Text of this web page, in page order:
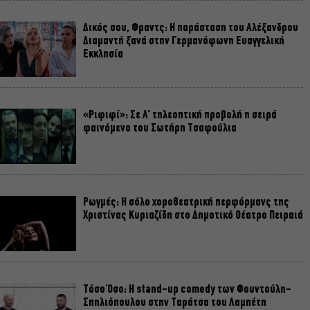
Δικός σου, Φραντς: Η παράσταση του Αλέξανδρου
Διαμαντή ξανά στην Γερμανόφωνη Ευαγγελική
Εκκλησία
«Ριφιφί»: Σε Α’ τηλεοπτική προβολή η σειρά
φαινόμενο του Σωτήρη Τσαφούλια
Ρωγμές: Η σόλο χοροθεατρική περφόρμανς της
Χριστίνας Κυριαζίδη στο Δημοτικό Θέατρο Πειραιά
Τόσο Όσο: Η stand-up comedy των Φουντούλη-
Σπηλιόπουλου στην Ταράτσα του Λαμπέτη